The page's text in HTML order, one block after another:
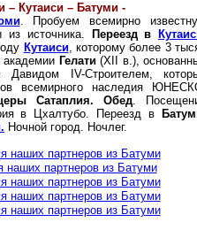
– Кутаиси – Батуми -
. Пробуем всемирно
источника.
Переезд в
Кутаиси, которому более 3
Гелати(XII в.),
Давидом IV-Строителем,
всемирного наследия
Cатаплия. Обед.
в Цхалтубо. Переезд в
Ночной город. Ночлег.